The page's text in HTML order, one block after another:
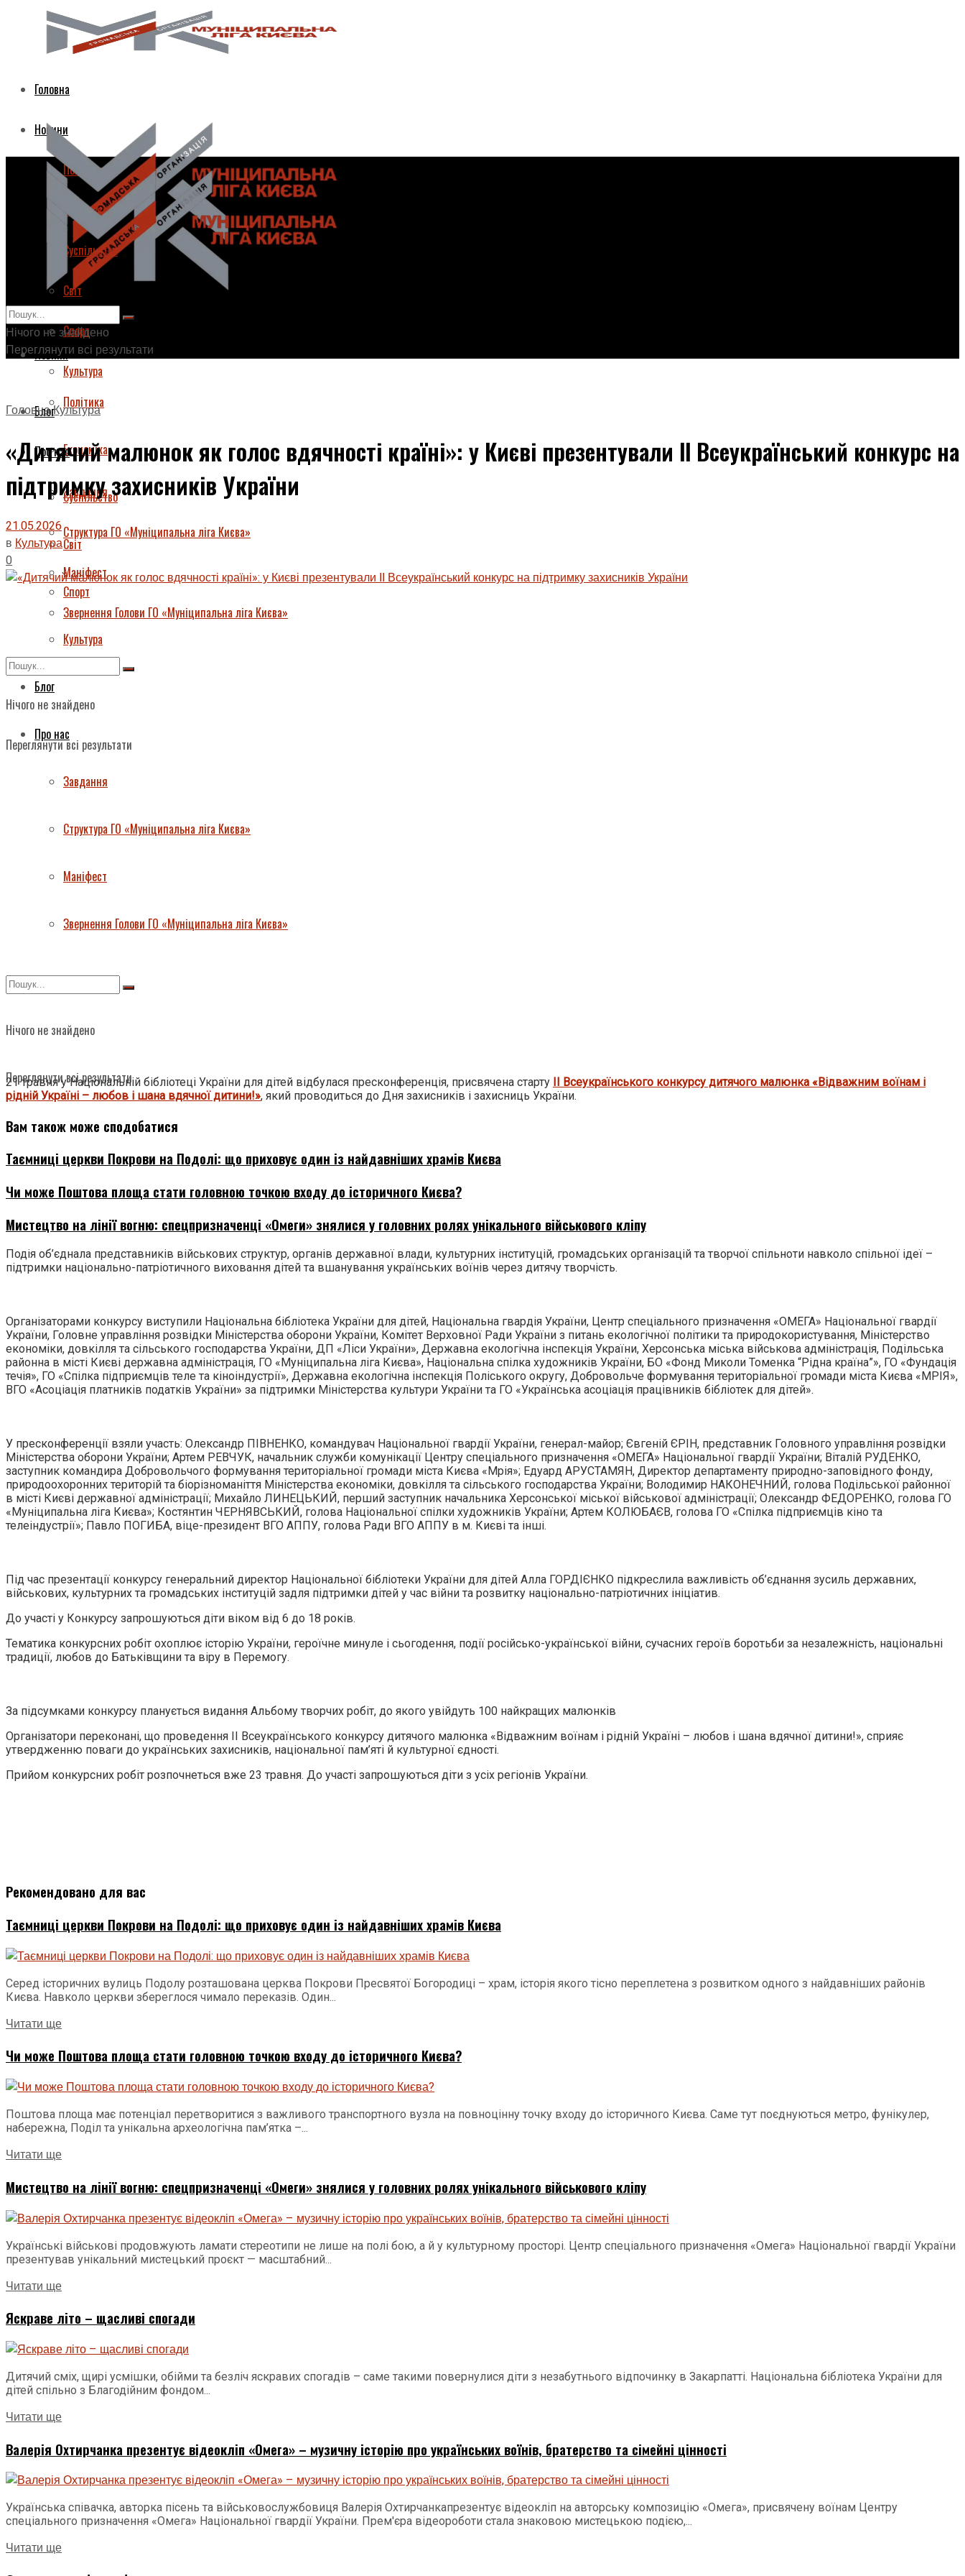
Головна
Новини
Політика
Економіка
Суспільство
Світ
Спорт
Культура
Блог
Про нас
Завдання
Структура ГО «Муніципальна ліга Києва»
Маніфест
Звернення Голови ГО «Муніципальна ліга Києва»
Нічого не знайдено
Переглянути всі результати
Головна
Новини
Політика
Економіка
Суспільство
Світ
Спорт
Культура
Блог
Про нас
Завдання
Структура ГО «Муніципальна ліга Києва»
Маніфест
Звернення Голови ГО «Муніципальна ліга Києва»
Нічого не знайдено
Переглянути всі результати
Нічого не знайдено
Переглянути всі результати
ГоловнаКультура
«Дитячий малюнок як голос вдячності країні»: у Києві презентували ІІ Всеукраїнський конкурс на
підтримку захисників України
21.05.2026
в Культура
0
21 травня у Національній бібліотеці України для дітей відбулася пресконференція, присвячена старту ІІ Всеукраїнського конкурсу дитячого малюнка «Відважним воїнам і
рідній Україні – любов і шана вдячної дитини!», який проводиться до Дня захисників і захисниць України.
Вам також може сподобатися
Таємниці церкви Покрови на Подолі: що приховує один із найдавніших храмів Києва
Чи може Поштова площа стати головною точкою входу до історичного Києва?
Мистецтво на лінії вогню: спецпризначенці «Омеги» знялися у головних ролях унікального військового кліпу
Подія об’єднала представників військових структур, органів державної влади, культурних інституцій, громадських організацій та творчої спільноти навколо спільної ідеї –
підтримки національно-патріотичного виховання дітей та вшанування українських воїнів через дитячу творчість.
Організаторами конкурсу виступили Національна бібліотека України для дітей, Національна гвардія України, Центр спеціального призначення «ОМЕГА» Національної гвардії
України, Головне управління розвідки Міністерства оборони України, Комітет Верховної Ради України з питань екологічної політики та природокористування, Міністерство
економіки, довкілля та сільського господарства України, ДП «Ліси України», Державна екологічна інспекція України, Херсонська міська військова адміністрація, Подільська
районна в місті Києві державна адміністрація, ГО «Муніципальна ліга Києва», Національна спілка художників України, БО «Фонд Миколи Томенка “Рідна країна”», ГО «Фундація
течія», ГО «Спілка підприємців теле та кіноіндустрії», Державна екологічна інспекція Поліського округу, Добровольче формування територіальної громади міста Києва «МРІЯ»,
ВГО «Асоціація платників податків України» за підтримки Міністерства культури України та ГО «Українська асоціація працівників бібліотек для дітей».
У пресконференції взяли участь: Олександр ПІВНЕНКО, командувач Національної гвардії України, генерал-майор; Євгеній ЄРІН, представник Головного управління розвідки
Міністерства оборони України; Артем РЕВЧУК, начальник служби комунікації Центру спеціального призначення «ОМЕГА» Національної гвардії України; Віталій РУДЕНКО,
заступник командира Добровольчого формування територіальної громади міста Києва «Мрія»; Едуард АРУСТАМЯН, Директор департаменту природно-заповідного фонду,
природоохоронних територій та біорізноманіття Міністерства економіки, довкілля та сільського господарства України; Володимир НАКОНЕЧНИЙ, голова Подільської районної
в місті Києві державної адміністрації; Михайло ЛИНЕЦЬКИЙ, перший заступник начальника Херсонської міської військової адміністрації; Олександр ФЕДОРЕНКО, голова ГО
«Муніципальна ліга Києва»; Костянтин ЧЕРНЯВСЬКИЙ, голова Національної спілки художників України; Артем КОЛЮБАЄВ, голова ГО «Спілка підприємців кіно та
телеіндустрії»; Павло ПОГИБА, віце-президент ВГО АППУ, голова Ради ВГО АППУ в м. Києві та інші.
Під час презентації конкурсу генеральний директор Національної бібліотеки України для дітей Алла ГОРДІЄНКО підкреслила важливість об’єднання зусиль державних,
військових, культурних та громадських інституцій задля підтримки дітей у час війни та розвитку національно-патріотичних ініціатив.
До участі у Конкурсу запрошуються діти віком від 6 до 18 років.
Тематика конкурсних робіт охоплює історію України, героїчне минуле і сьогодення, події російсько-української війни, сучасних героїв боротьби за незалежність, національні
традиції, любов до Батьківщини та віру в Перемогу.
За підсумками конкурсу планується видання Альбому творчих робіт, до якого увійдуть 100 найкращих малюнків
Організатори переконані, що проведення ІІ Всеукраїнського конкурсу дитячого малюнка «Відважним воїнам і рідній Україні – любов і шана вдячної дитини!», сприяє
утвердженню поваги до українських захисників, національної пам’яті й культурної єдності.
Прийом конкурсних робіт розпочнеться вже 23 травня. До участі запрошуються діти з усіх регіонів України.
Рекомендовано для вас
Таємниці церкви Покрови на Подолі: що приховує один із найдавніших храмів Києва
Серед історичних вулиць Подолу розташована церква Покрови Пресвятої Богородиці – храм, історія якого тісно переплетена з розвитком одного з найдавніших районів
Києва. Навколо церкви збереглося чимало переказів. Один...
Читати ще
Чи може Поштова площа стати головною точкою входу до історичного Києва?
Поштова площа має потенціал перетворитися з важливого транспортного вузла на повноцінну точку входу до історичного Києва. Саме тут поєднуються метро, фунікулер,
набережна, Поділ та унікальна археологічна пам’ятка –...
Читати ще
Мистецтво на лінії вогню: спецпризначенці «Омеги» знялися у головних ролях унікального військового кліпу
Українські військові продовжують ламати стереотипи не лише на полі бою, а й у культурному просторі. Центр спеціального призначення «Омега» Національної гвардії України
презентував унікальний мистецький проєкт — масштабний...
Читати ще
Яскраве літо – щасливі спогади
Дитячий сміх, щирі усмішки, обійми та безліч яскравих спогадів – саме такими повернулися діти з незабутнього відпочинку в Закарпатті. Національна бібліотека України для
дітей спільно з Благодійним фондом...
Читати ще
Валерія Охтирчанка презентує відеокліп «Омега» – музичну історію про українських воїнів, братерство та сімейні цінності
Українська співачка, авторка пісень та військовослужбовиця Валерія Охтирчанкапрезентує відеокліп на авторську композицію «Омега», присвячену воїнам Центру
спеціального призначення «Омега» Національної гвардії України. Прем'єра відеороботи стала знаковою мистецькою подією,...
Читати ще